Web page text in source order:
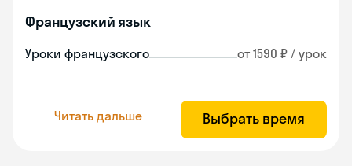
Французский язык
Уроки французского от 1590 ₽ / урок
Читать дальше Выбрать время